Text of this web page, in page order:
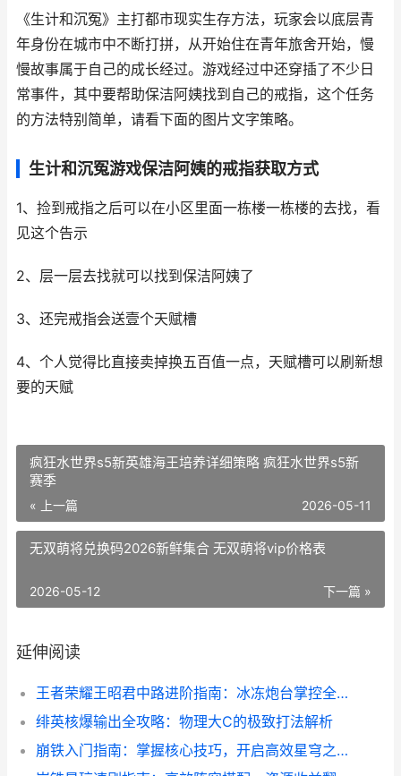
《生计和沉冤》主打都市现实生存方法，玩家会以底层青
年身份在城市中不断打拼，从开始住在青年旅舍开始，慢
慢故事属于自己的成长经过。游戏经过中还穿插了不少日
常事件，其中要帮助保洁阿姨找到自己的戒指，这个任务
的方法特别简单，请看下面的图片文字策略。
生计和沉冤游戏保洁阿姨的戒指获取方式
1、捡到戒指之后可以在小区里面一栋楼一栋楼的去找，看
见这个告示
2、层一层去找就可以找到保洁阿姨了
3、还完戒指会送壹个天赋槽
4、个人觉得比直接卖掉换五百值一点，天赋槽可以刷新想
要的天赋
疯狂水世界s5新英雄海王培养详细策略 疯狂水世界s5新
赛季
« 上一篇 2026-05-11
无双萌将兑换码2026新鲜集合 无双萌将vip价格表
下一篇 »
2026-05-12
延伸阅读
王者荣耀王昭君中路进阶指南：冰冻炮台掌控全场！
绯英核爆输出全攻略：物理大C的极致打法解析
崩铁入门指南：掌握核心技巧，开启高效星穹之旅！